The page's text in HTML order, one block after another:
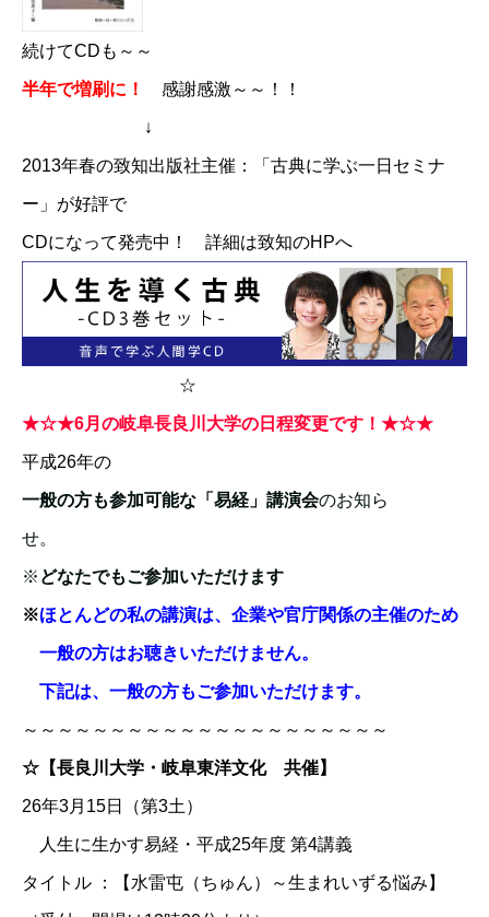
続けてCDも～～
半年で増刷に！ 感謝感激～～！！
↓
2013年春の致知出版社主催：「古典に学ぶ一日セミナ
ー」が好評で
CDになって発売中！ 詳細は致知のHPへ
☆
★☆★6月の岐阜長良川大学の日程変更です！★☆★
平成26年の
一般の方も参加可能な「易経」講演会のお知ら
せ。
※ どなたでもご参加いただけます
※ほとんどの私の講演は、企業や官庁関係の主催のため
一般の方はお聴きいただけません。
下記は、一般の方もご参加いただけます。
～～～～～～～～～～～～～～～～～～～～～
☆【長良川大学・岐阜東洋文化 共催】
26年3月15日（第3土）
人生に生かす易経・平成25年度 第4講義
タイトル ：【水雷屯（ちゅん）～生まれいずる悩み】